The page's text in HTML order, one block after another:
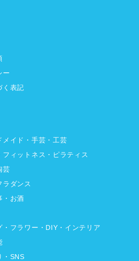
ー
く表記
メイド・手芸・工芸
フィットネス・ピラティス
芸
ラダンス
・お酒
・フラワー・DIY・インテリア
・SNS